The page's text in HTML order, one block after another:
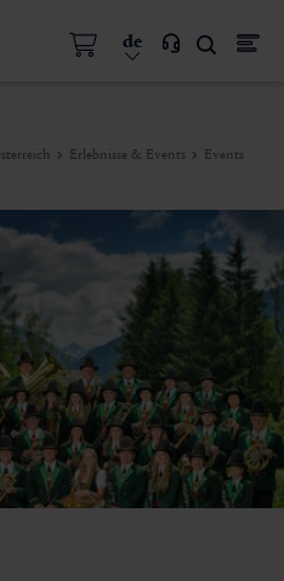
de
Erlebnisse & Events Events